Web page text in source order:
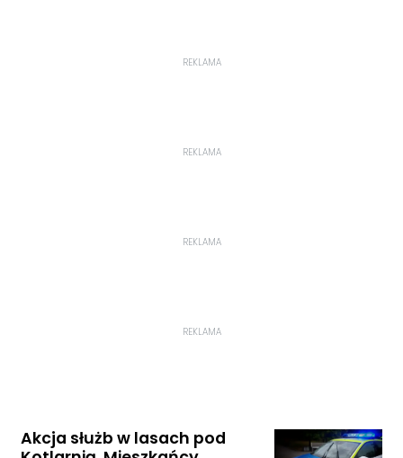
REKLAMA
REKLAMA
REKLAMA
REKLAMA
Akcja służb w lasach pod